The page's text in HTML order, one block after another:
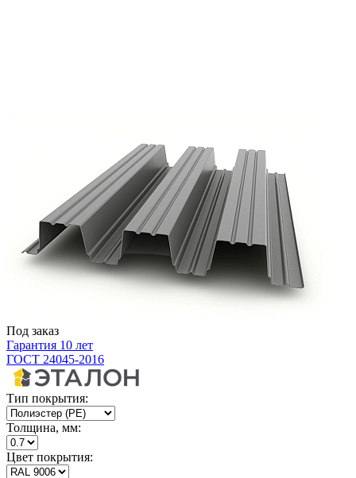
Под заказ
Гарантия 10 лет
ГОСТ 24045-2016
Тип покрытия:
Толщина, мм:
Цвет покрытия: